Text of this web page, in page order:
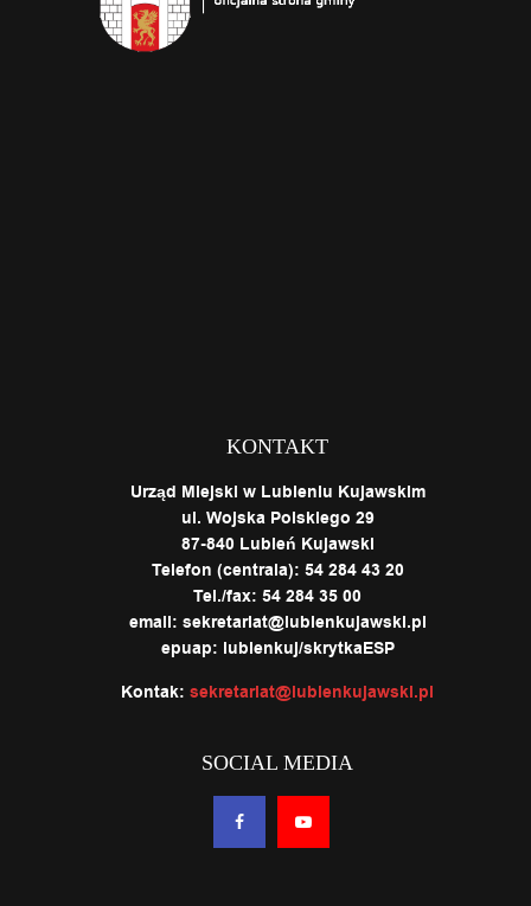
KONTAKT
Urząd Miejski w Lubieniu Kujawskim
ul. Wojska Polskiego 29
87-840 Lubień Kujawski
Telefon (centrala): 54 284 43 20
Tel./fax: 54 284 35 00
email: sekretariat@lubienkujawski.pl
epuap: lubienkuj/skrytkaESP
Kontak: sekretariat@lubienkujawski.pl
SOCIAL MEDIA